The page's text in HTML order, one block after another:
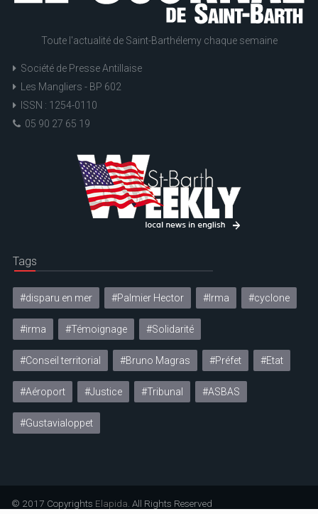
Toute l'actualité de Saint-Barthélemy chaque semaine
Société de Presse Antillaise
Les Mangliers - BP 602
ISSN : 1254-0110
05 90 27 65 19
Tags
#disparu en mer #Palmier Hector #Irma #cyclone
#irma #Témoignage #Solidarité
#Conseil territorial #Bruno Magras #Préfet #Etat
#Aéroport #Justice #Tribunal #ASBAS
#Gustavialoppet
© 2017 Copyrights Elapida. All Rights Reserved